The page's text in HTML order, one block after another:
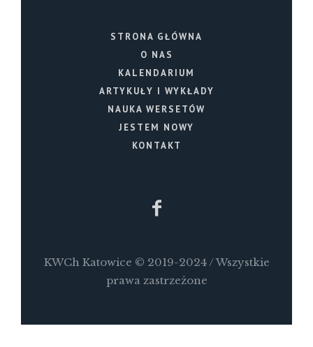
STRONA GŁÓWNA
O NAS
KALENDARIUM
ARTYKUŁY I WYKŁADY
NAUKA WERSETÓW
JESTEM NOWY
KONTAKT
KWCh Katowice © 2019-2024 / Wszystkie
prawa zastrzeżone